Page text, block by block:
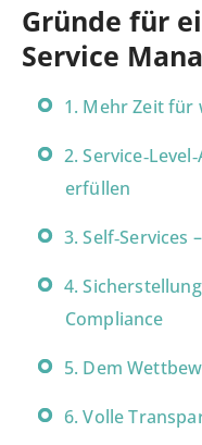
Gründe für
Service
1. Mehr Zeit für
2.
erfüllen
3. Self‑Services
4.
Compliance
5. Dem
6. Volle